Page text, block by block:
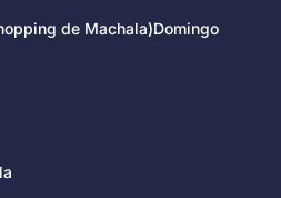
de Machala)Domingo